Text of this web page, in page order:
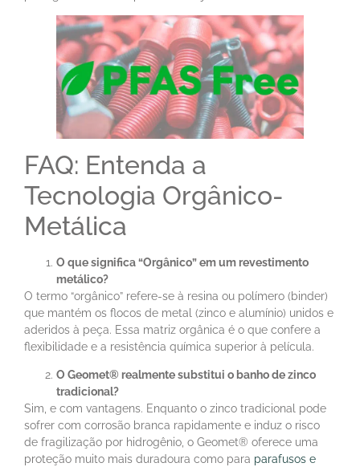
FAQ: Entenda a
Tecnologia Orgânico-
Metálica
O que significa “Orgânico” em um revestimento
metálico?
O termo “orgânico” refere-se à resina ou polímero (binder)
que mantém os flocos de metal (zinco e alumínio) unidos e
aderidos à peça. Essa matriz orgânica é o que confere a
flexibilidade e a resistência química superior à película.
O Geomet® realmente substitui o banho de zinco
tradicional?
Sim, e com vantagens. Enquanto o zinco tradicional pode
sofrer com corrosão branca rapidamente e induz o risco
de fragilização por hidrogênio, o Geomet® oferece uma
proteção muito mais duradoura como para parafusos e